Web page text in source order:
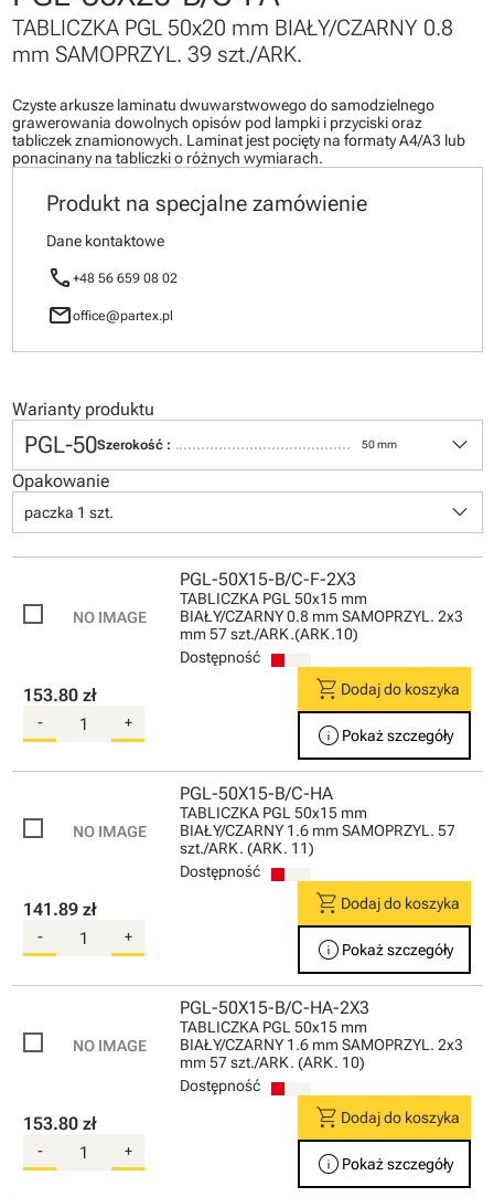
TABLICZKA PGL 50x20 mm BIAŁY/CZARNY 0.8
mm SAMOPRZYL. 39 szt./ARK.
Czyste arkusze laminatu dwuwarstwowego do samodzielnego
grawerowania dowolnych opisów pod lampki i przyciski oraz
tabliczek znamionowych. Laminat jest pocięty na formaty A4/A3 lub
ponacinany na tabliczki o różnych wymiarach.
Produkt na specjalne zamówienie
Dane kontaktowe
call +48 56 659 08 02
mailoffice@partex.pl
Warianty produktu
PGL-50Szerokość : 50 mm keyboard_arrow_down
Opakowanie
paczka 1 szt. keyboard_arrow_down
PGL-50X15-B/C-F-2X3
TABLICZKA PGL 50x15 mm
BIAŁY/CZARNY 0.8 mm SAMOPRZYL. 2x3
mm 57 szt./ARK.(ARK.10)
Dostępność
153.80 zł
- +
shopping_cart Dodaj do koszyka
info Pokaż szczegóły
PGL-50X15-B/C-HA
TABLICZKA PGL 50x15 mm
BIAŁY/CZARNY 1.6 mm SAMOPRZYL. 57
szt./ARK. (ARK. 11)
Dostępność
141.89 zł
- +
shopping_cart Dodaj do koszyka
info Pokaż szczegóły
PGL-50X15-B/C-HA-2X3
TABLICZKA PGL 50x15 mm
BIAŁY/CZARNY 1.6 mm SAMOPRZYL. 2x3
mm 57 szt./ARK. (ARK. 10)
Dostępność
153.80 zł
- +
shopping_cart Dodaj do koszyka
info Pokaż szczegóły